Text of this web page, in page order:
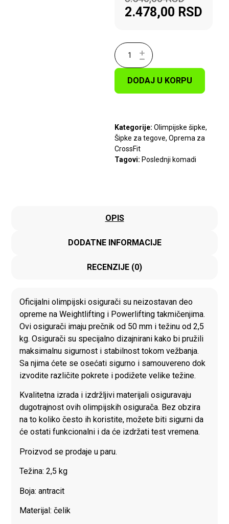
2.478,00 RSD
DODAJ U KORPU
Kategorije: Olimpijske šipke,
Šipke za tegove, Oprema za
CrossFit
Tagovi: Poslednji komadi
OPIS
DODATNE INFORMACIJE
RECENZIJE (0)
Oficijalni olimpijski osigurači su neizostavan deo
opreme na Weightlifting i Powerlifting takmičenjima.
Ovi osigurači imaju prečnik od 50 mm i težinu od 2,5
kg. Osigurači su specijalno dizajnirani kako bi pružili
maksimalnu sigurnost i stabilnost tokom vežbanja.
Sa njima ćete se osećati sigurno i samouvereno dok
izvodite različite pokrete i podižete velike težine.
Kvalitetna izrada i izdržljivi materijali osiguravaju
dugotrajnost ovih olimpijskih osigurača. Bez obzira
na to koliko često ih koristite, možete biti sigurni da
će ostati funkcionalni i da će izdržati test vremena.
Proizvod se prodaje u paru.
Težina: 2,5 kg
Boja: antracit
Materijal: čelik